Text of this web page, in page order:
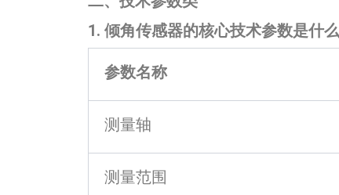
1. 倾角传感器的核心技术参数是什
参数名称
测量轴
测量范围